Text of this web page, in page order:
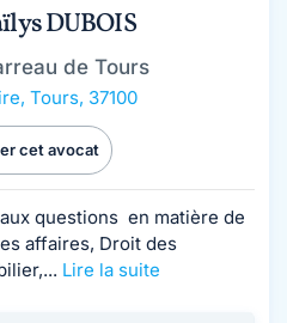
DUBOIS
de Tours
, Tours, 37100
cet avocat
questions en matière de
affaires, Droit des
Lire la suite